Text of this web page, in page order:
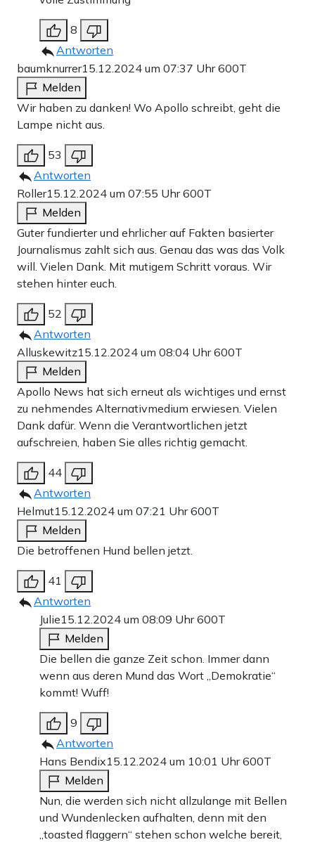
8
Antworten
baumknurrer15.12.2024 um 07:37 Uhr600T
Melden
Wir haben zu danken! Wo Apollo schreibt, geht die
Lampe nicht aus.
53
Antworten
Roller15.12.2024 um 07:55 Uhr600T
Melden
Guter fundierter und ehrlicher auf Fakten basierter
Journalismus zahlt sich aus. Genau das was das Volk
will. Vielen Dank. Mit mutigem Schritt voraus. Wir
stehen hinter euch.
52
Antworten
Alluskewitz15.12.2024 um 08:04 Uhr600T
Melden
Apollo News hat sich erneut als wichtiges und ernst
zu nehmendes Alternativmedium erwiesen. Vielen
Dank dafür. Wenn die Verantwortlichen jetzt
aufschreien, haben Sie alles richtig gemacht.
44
Antworten
Helmut15.12.2024 um 07:21 Uhr600T
Melden
Die betroffenen Hund bellen jetzt.
41
Antworten
Julie15.12.2024 um 08:09 Uhr600T
Melden
Die bellen die ganze Zeit schon. Immer dann
wenn aus deren Mund das Wort „Demokratie“
kommt! Wuff!
9
Antworten
Hans Bendix15.12.2024 um 10:01 Uhr600T
Melden
Nun, die werden sich nicht allzulange mit Bellen
und Wundenlecken aufhalten, denn mit den
„toasted flaggern“ stehen schon welche bereit,